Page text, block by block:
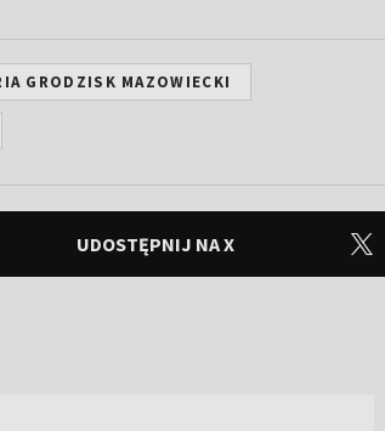
GRODZISK MAZOWIECKI
UDOSTĘPNIJ NA X